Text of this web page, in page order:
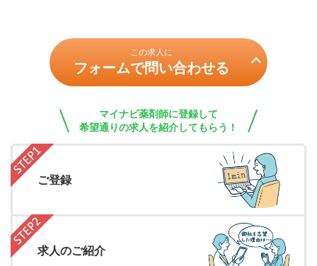
この求人に
フォームで問い合わせる
マイナビ薬剤師に登録して
希望通りの求人を紹介してもらう！
ご登録
求人のご紹介